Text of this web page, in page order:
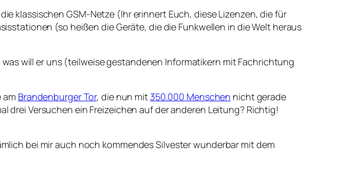
klassischen GSM-Netze (Ihr erinnert Euch, diese Lizenzen, die für
(so heißen die Geräte, die die Funkwellen in die Welt heraus
will er uns (teilweise gestandenen Informatikern mit Fachrichtung
am Brandenburger Tor, die nun mit350.000 Menschen nicht gerade
drei Versuchen ein Freizeichen auf der anderen Leitung? Richtig!
bei mir auch noch kommendes Silvester wunderbar mit dem